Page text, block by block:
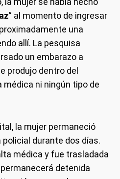
” al momento de ingresar
una
allí. La pesquisa
un embarazo a
produjo dentro del
ni ningún tipo de
la mujer permaneció
durante dos días.
médica y fue trasladada
detenida